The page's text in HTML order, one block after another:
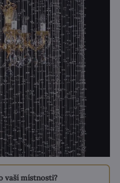
vaší místnosti?